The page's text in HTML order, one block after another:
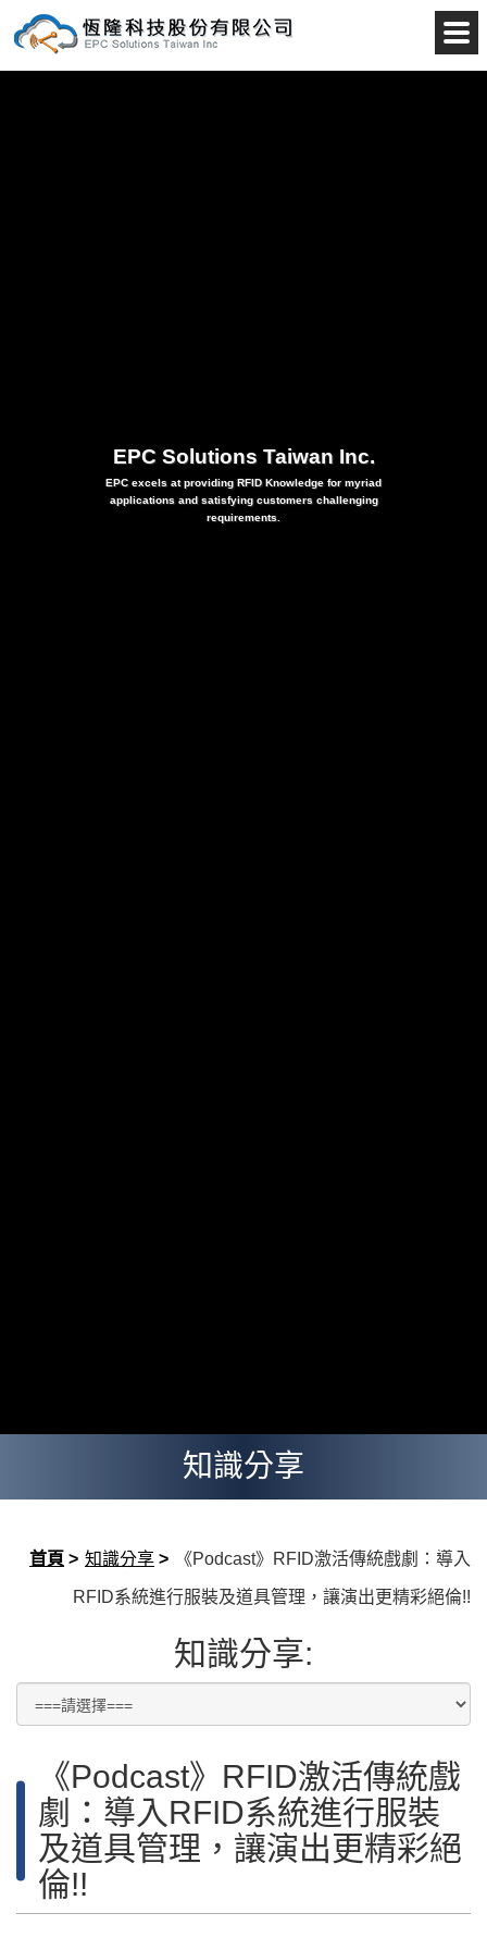
EPC Solutions Taiwan Inc.
EPC excels at providing RFID Knowledge for myriad
applications and satisfying customers challenging
requirements.
知識分享
首頁 > 知識分享 > 《Podcast》RFID激活傳統戲劇：導入
RFID系統進行服裝及道具管理，讓演出更精彩絕倫!!
知識分享:
《Podcast》RFID激活傳統戲
劇：導入RFID系統進行服裝
及道具管理，讓演出更精彩絕
倫!!